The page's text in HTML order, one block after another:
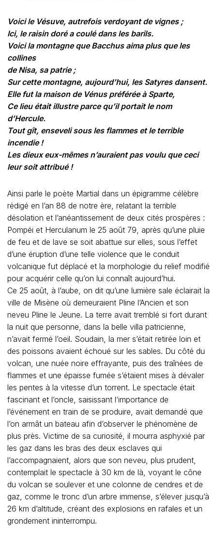
Voici le Vésuve, autrefois verdoyant de vignes ;
Ici, le raisin doré a coulé dans les barils.
Voici la montagne que Bacchus aima plus que les
collines
de Nisa, sa patrie ;
Sur cette montagne, aujourd’hui, les Satyres dansent.
Elle fut la maison de Vénus préférée à Sparte,
Ce lieu était illustre parce qu’il portait le nom
d’Hercule.
Tout gît, enseveli sous les flammes et le terrible
incendie !
Les dieux eux-mêmes n’auraient pas voulu que ceci
leur soit attribué !
Ainsi parle le poète Martial dans un épigramme célèbre
rédigé en l’an 88 de notre ère, relatant la terrible
désolation et l’anéantissement de deux cités prospères :
Pompéi et Herculanum le 25 août 79, après qu’une pluie
de feu et de lave se soit abattue sur elles, sous l’effet
d’une éruption d’une telle violence que le conduit
volcanique fut déplacé et la morphologie du relief modifié
pour acquérir celle qu’on lui connaît aujourd’hui.
Ce 25 août, à l’aube, on dit qu’une lumière sale éclairait la
ville de Misène où demeuraient Pline l’Ancien et son
neveu Pline le Jeune. La terre avait tremblé si fort durant
la nuit que personne, dans la belle villa patricienne,
n’avait fermé l’oeil. Soudain, la mer s’était retirée loin et
des poissons avaient échoué sur les sables. Du côté du
volcan, une nuée noire effrayante, puis des traînées de
flammes et une épaisse fumée s’étaient mises à dévaler
les pentes à la vitesse d’un torrent. Le spectacle était
fascinant et l’oncle, saisissant l’importance de
l’événement en train de se produire, avait demandé que
l’on armât un bateau afin d’observer le phénomène de
plus près. Victime de sa curiosité, il mourra asphyxié par
les gaz dans les bras des deux esclaves qui
l’accompagnaient, alors que son neveu, plus prudent,
contemplait le spectacle à 30 km de là, voyant le cône
du volcan se soulever et une colonne de cendres et de
gaz, comme le tronc d’un arbre immense, s’élever jusqu’à
26 km d’altitude, créant des explosions en rafales et un
grondement ininterrompu.